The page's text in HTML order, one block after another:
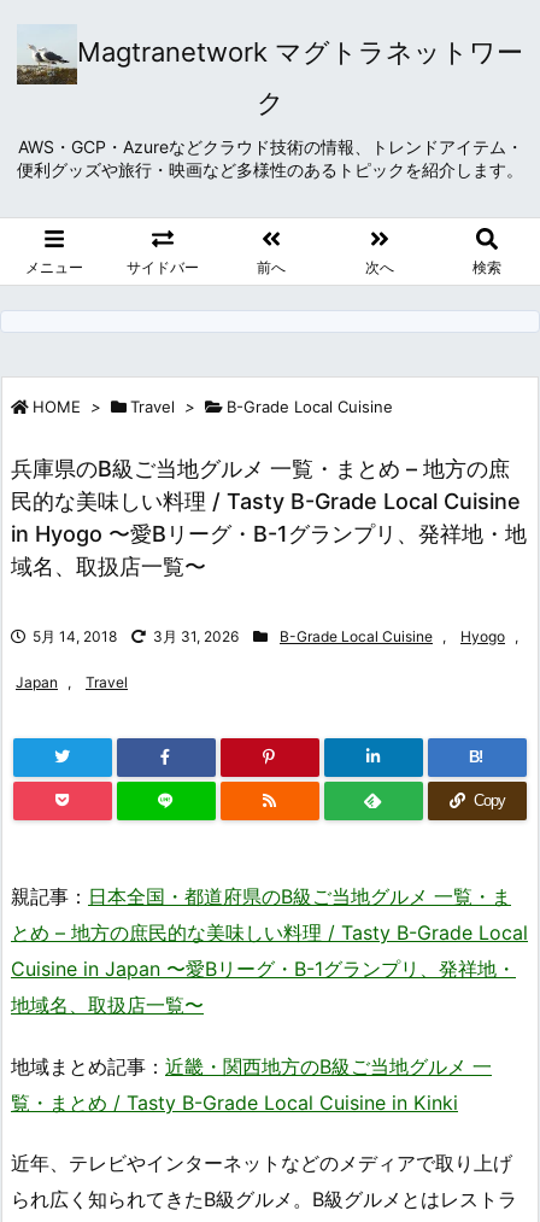
Magtranetwork マグトラネットワー
ク
AWS・GCP・Azureなどクラウド技術の情報、トレンドアイテム・
便利グッズや旅行・映画など多様性のあるトピックを紹介します。
メニュー サイドバー 前へ 次へ 検索
HOME > Travel > B-Grade Local Cuisine
兵庫県のB級ご当地グルメ 一覧・まとめ – 地方の庶
民的な美味しい料理 / Tasty B-Grade Local Cuisine
in Hyogo 〜愛Bリーグ・B-1グランプリ、発祥地・地
域名、取扱店一覧〜
5月 14, 2018 3月 31, 2026 B-Grade Local Cuisine , Hyogo ,
Japan , Travel
B!
Copy
親記事： 日本全国・都道府県のB級ご当地グルメ 一覧・ま
とめ – 地方の庶民的な美味しい料理 / Tasty B-Grade Local
Cuisine in Japan 〜愛Bリーグ・B-1グランプリ、発祥地・
地域名、取扱店一覧〜
地域まとめ記事： 近畿・関西地方のB級ご当地グルメ 一
覧・まとめ / Tasty B-Grade Local Cuisine in Kinki
近年、テレビやインターネットなどのメディアで取り上げ
られ広く知られてきたB級グルメ。B級グルメとはレストラ